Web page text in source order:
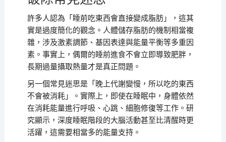
許多人認為「睡前吃東西會直接變成脂肪」，這其
實是過度簡化的觀念。人體儲存脂肪的機制相當複
雜，涉及激素調節、基因表達與能量平衡等多重因
素。事實上，偶爾的睡前進食不會立即導致肥胖，
長期過量攝取熱量才是真正問題。
另一個常見迷思是「晚上代謝變慢，所以吃的東西
不會被消耗」。實際上，即使在睡眠中，身體依然
在消耗能量進行呼吸、心跳、細胞修復等工作。研
究顯示，深度睡眠階段的大腦活動甚至比清醒時更
活躍，這需要相當多的能量支持。